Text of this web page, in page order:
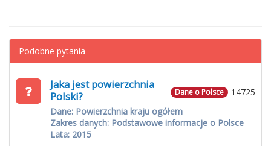
Podobne pytania
14725
Dane o Polsce
Jaka jest powierzchnia
Polski?
Dane: Powierzchnia kraju ogółem
Zakres danych: Podstawowe informacje o Polsce
Lata: 2015